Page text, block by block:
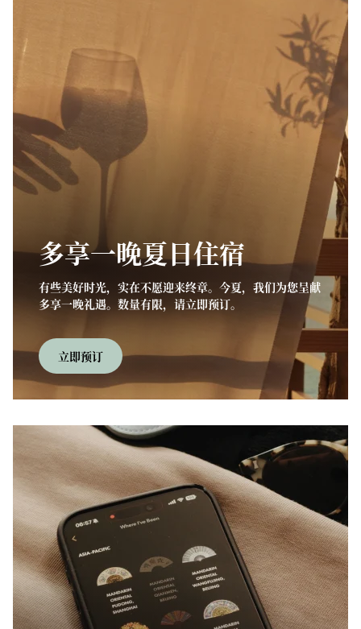
多享一晚夏日住宿
有些美好时光，实在不愿迎来终章。今夏，我们为您呈献
多享一晚礼遇。数量有限，请立即预订。
立即预订